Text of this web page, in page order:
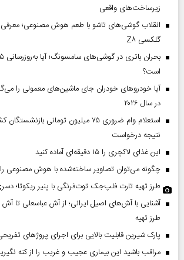
زیرساخت‌های واقعی
انقلاب گوشی‌های تاشو‌ با طعم هوش مصنوعی؛ معرفی
گلکسی Z۸
است؟
آیا خودروهای خودران جای ماشین‌های معمولی را
در سال ۲۰۲۶
استعلام وام ضروری ۷۵ میلیون تومانی
نتیجه درخواست
این غذای لاکچری را ۱۵ دقیقه‌ای آماده کنید
چگونه می‌توان تصاویر ساخته‌شده با هوش مصنوعی
طرز تهیه تارت فلپ‌جک توت‌فرنگی با پنیر ریکوتا؛
آشنایی با آش‌های اصیل ایرانی؛ از آش عباسعلی تا
طرز تهیه
پارک شیرین قابلیت‌ بالایی برای اجرای پروژهای
مراقب باشید این بیماری عجیب و غریب را از کنه